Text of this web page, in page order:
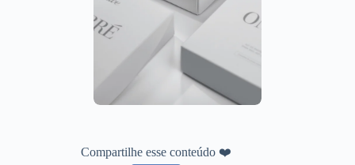
Compartilhe esse conteúdo ❤️